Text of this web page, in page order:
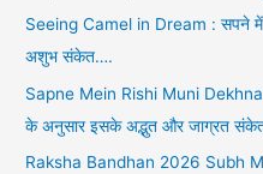
Seeing Camel in Dream : सपने
अशुभ संकेत….
Sapne Mein Rishi Muni Dekhna
के अनुसार इसके अद्भुत और जाग्रत
Raksha Bandhan 2026 Subh